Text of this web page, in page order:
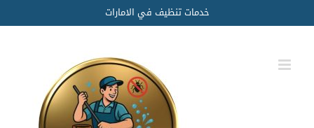
to
content
خدمات تنظيف في الامارات